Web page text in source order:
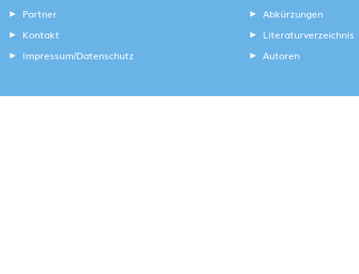
Partner
Kontakt
Impressum/Datenschutz
Abkürzungen
Literaturverzeichnis
Autoren